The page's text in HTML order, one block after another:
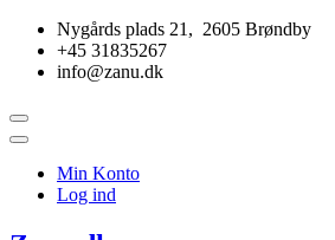
Skip
content
Nygårds plads 21, 2605 Brøndby
+45 31835267
info@zanu.dk
Topbar
Menu
Min Konto
Log ind